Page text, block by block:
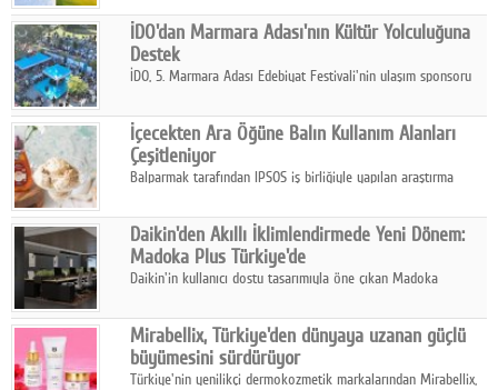
ve sürdürülebilir çözümler sunuyor.
İDO'dan Marmara Adası'nın Kültür Yolculuğuna
Destek
İDO, 5. Marmara Adası Edebiyat Festivali'nin ulaşım sponsoru
ettiriyor.
İçecekten Ara Öğüne Balın Kullanım Alanları
Çeşitleniyor
Balparmak tarafından IPSOS iş birliğiyle yapılan araştırma
ıhlamur gibi içeceklerde tercih ettiğini ortaya koyuyor.
Daikin'den Akıllı İklimlendirmede Yeni Dönem:
Madoka Plus Türkiye'de
Daikin'in kullanıcı dostu tasarımıyla öne çıkan Madoka
kontrol ünitesi Madoka Plus Türkiye'de satışa sunuldu.
Mirabellix, Türkiye'den dünyaya uzanan güçlü
büyümesini sürdürüyor
Türkiye'nin yenilikçi dermokozmetik markalarından Mirabellix,